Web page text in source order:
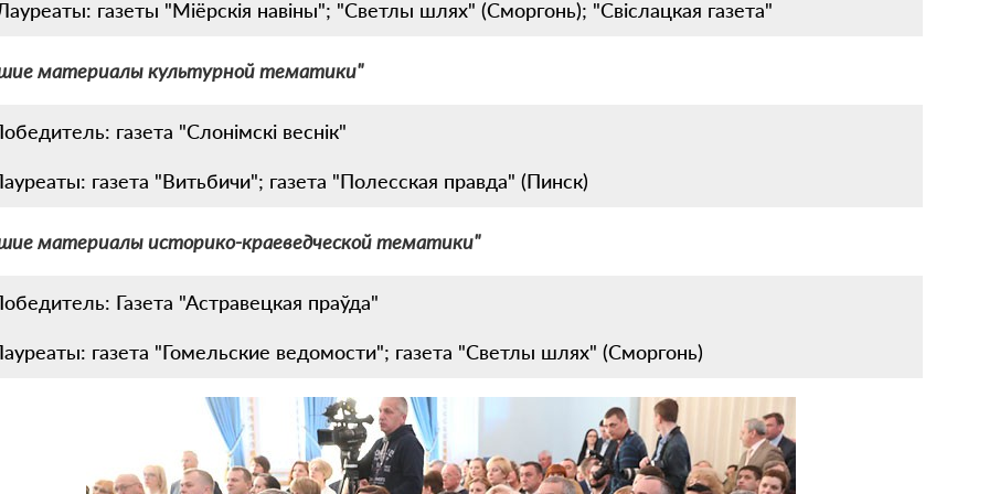
газеты "Міёрскія навіны"; "Светлы шлях" (Сморгонь); "Свіслацкая газета"
материалы культурной тематики"
газета "Слонімскі веснік"
газета "Витьбичи"; газета "Полесская правда" (Пинск)
материалы историко-краеведческой тематики"
Газета "Астравецкая праўда"
газета "Гомельские ведомости"; газета "Светлы шлях" (Сморгонь)